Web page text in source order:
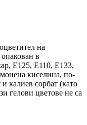
на
в
E125, E110, E133,
киселина, по-
калиев сорбат (като
гелови цветове не са